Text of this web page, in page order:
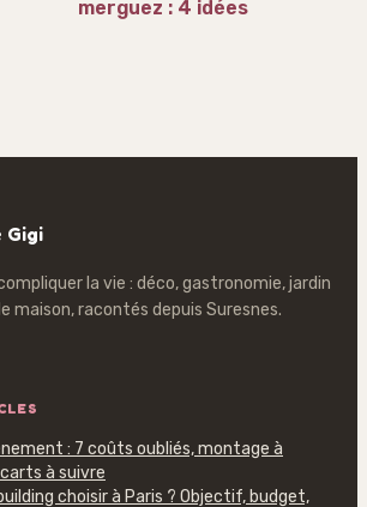
merguez : 4 idées
Gigi
la vie : déco, gastronomie, jardin
maison, racontés depuis Suresnes.
: 7 coûts oubliés, montage à
à suivre
choisir à Paris ? Objectif, budget,